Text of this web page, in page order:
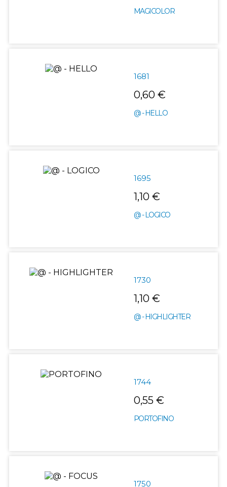
MAGICOLOR
1681
0,60 €
@ - HELLO
1695
1,10 €
@ - LOGICO
1730
1,10 €
@ - HIGHLIGHTER
1744
0,55 €
PORTOFINO
1750